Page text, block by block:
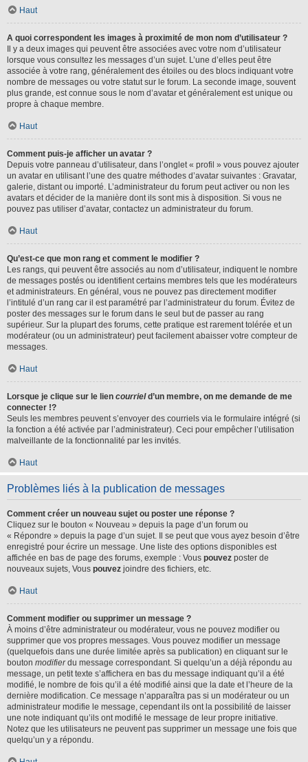
Haut
A quoi correspondent les images à proximité de mon nom d’utilisateur ?
Il y a deux images qui peuvent être associées avec votre nom d’utilisateur
lorsque vous consultez les messages d’un sujet. L’une d’elles peut être
associée à votre rang, généralement des étoiles ou des blocs indiquant votre
nombre de messages ou votre statut sur le forum. La seconde image, souvent
plus grande, est connue sous le nom d’avatar et généralement est unique ou
propre à chaque membre.
Haut
Comment puis-je afficher un avatar ?
Depuis votre panneau d’utilisateur, dans l’onglet « profil » vous pouvez ajouter
un avatar en utilisant l’une des quatre méthodes d’avatar suivantes : Gravatar,
galerie, distant ou importé. L’administrateur du forum peut activer ou non les
avatars et décider de la manière dont ils sont mis à disposition. Si vous ne
pouvez pas utiliser d’avatar, contactez un administrateur du forum.
Haut
Qu’est-ce que mon rang et comment le modifier ?
Les rangs, qui peuvent être associés au nom d’utilisateur, indiquent le nombre
de messages postés ou identifient certains membres tels que les modérateurs
et administrateurs. En général, vous ne pouvez pas directement modifier
l’intitulé d’un rang car il est paramétré par l’administrateur du forum. Évitez de
poster des messages sur le forum dans le seul but de passer au rang
supérieur. Sur la plupart des forums, cette pratique est rarement tolérée et un
modérateur (ou un administrateur) peut facilement abaisser votre compteur de
messages.
Haut
Lorsque je clique sur le lien courrield’un membre, on me demande de me
connecter !?
Seuls les membres peuvent s’envoyer des courriels via le formulaire intégré (si
la fonction a été activée par l’administrateur). Ceci pour empêcher l’utilisation
malveillante de la fonctionnalité par les invités.
Haut
Problèmes liés à la publication de messages
Comment créer un nouveau sujet ou poster une réponse ?
Cliquez sur le bouton « Nouveau » depuis la page d’un forum ou
« Répondre » depuis la page d’un sujet. Il se peut que vous ayez besoin d’être
enregistré pour écrire un message. Une liste des options disponibles est
affichée en bas de page des forums, exemple : Vous pouvez poster de
nouveaux sujets, Vous pouvez joindre des fichiers, etc.
Haut
Comment modifier ou supprimer un message ?
À moins d’être administrateur ou modérateur, vous ne pouvez modifier ou
supprimer que vos propres messages. Vous pouvez modifier un message
(quelquefois dans une durée limitée après sa publication) en cliquant sur le
bouton modifierdu message correspondant. Si quelqu’un a déjà répondu au
message, un petit texte s’affichera en bas du message indiquant qu’il a été
modifié, le nombre de fois qu’il a été modifié ainsi que la date et l’heure de la
dernière modification. Ce message n’apparaîtra pas si un modérateur ou un
administrateur modifie le message, cependant ils ont la possibilité de laisser
une note indiquant qu’ils ont modifié le message de leur propre initiative.
Notez que les utilisateurs ne peuvent pas supprimer un message une fois que
quelqu’un y a répondu.